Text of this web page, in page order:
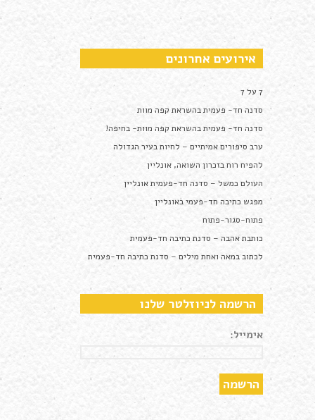
אירועים אחרונים
7 על 7
סדנה חד- פעמית בהשראת קפה מוות
סדנה חד- פעמית בהשראת קפה מוות- בחיפה!
ערב סיפורים אמיתיים – לחיות בעיר הגדולה
להפיח רוח בזכרון השואה, אונליין
העולם כמשל – סדנה חד-פעמית אונליין
מפגש כתיבה חד-פעמי באונליין
פתוח-סגור-פתוח
כותבת אהבה – סדנת כתיבה חד-פעמית
לכתוב במאה ואחת מילים – סדנת כתיבה חד-פעמית
הרשמה לניוזלטר שלנו
אימייל: